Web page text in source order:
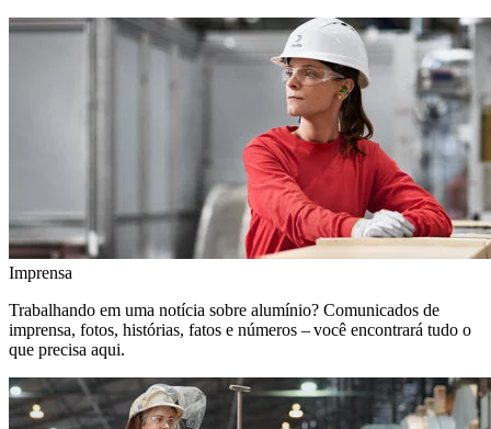
Imprensa
Trabalhando em uma notícia sobre alumínio? Comunicados de
imprensa, fotos, histórias, fatos e números – você encontrará tudo o
que precisa aqui.